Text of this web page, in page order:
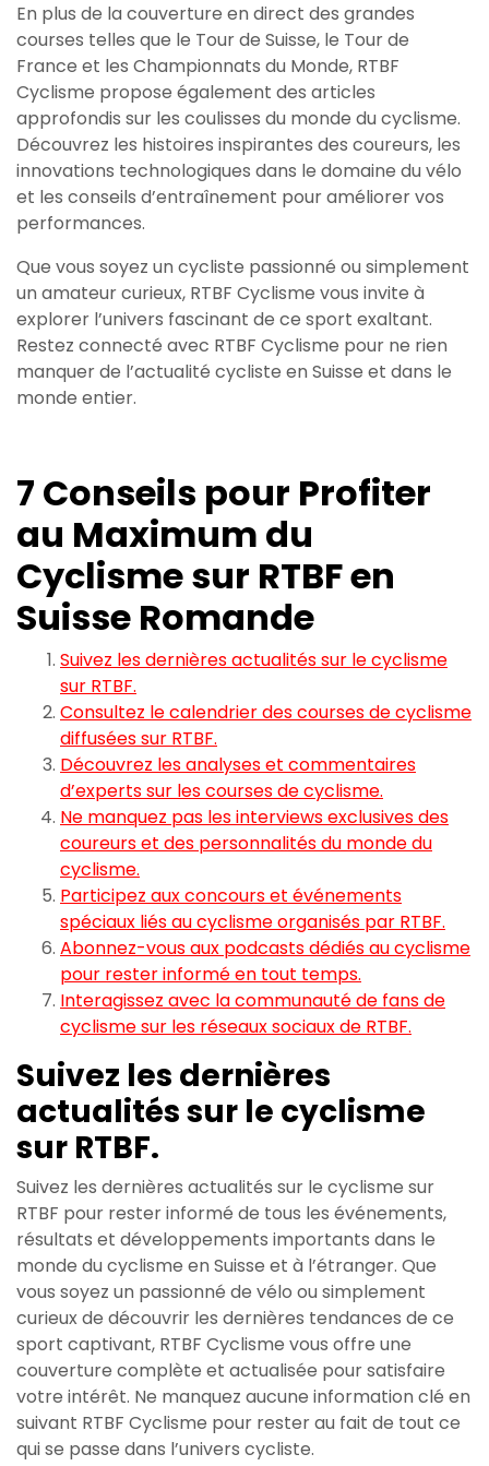
En plus de la couverture en direct des grandes
courses telles que le Tour de Suisse, le Tour de
France et les Championnats du Monde, RTBF
Cyclisme propose également des articles
approfondis sur les coulisses du monde du cyclisme.
Découvrez les histoires inspirantes des coureurs, les
innovations technologiques dans le domaine du vélo
et les conseils d’entraînement pour améliorer vos
performances.
Que vous soyez un cycliste passionné ou simplement
un amateur curieux, RTBF Cyclisme vous invite à
explorer l’univers fascinant de ce sport exaltant.
Restez connecté avec RTBF Cyclisme pour ne rien
manquer de l’actualité cycliste en Suisse et dans le
monde entier.
7 Conseils pour Profiter
au Maximum du
Cyclisme sur RTBF en
Suisse Romande
Suivez les dernières actualités sur le cyclisme
sur RTBF.
Consultez le calendrier des courses de cyclisme
diffusées sur RTBF.
Découvrez les analyses et commentaires
d’experts sur les courses de cyclisme.
Ne manquez pas les interviews exclusives des
coureurs et des personnalités du monde du
cyclisme.
Participez aux concours et événements
spéciaux liés au cyclisme organisés par RTBF.
Abonnez-vous aux podcasts dédiés au cyclisme
pour rester informé en tout temps.
Interagissez avec la communauté de fans de
cyclisme sur les réseaux sociaux de RTBF.
Suivez les dernières
actualités sur le cyclisme
sur RTBF.
Suivez les dernières actualités sur le cyclisme sur
RTBF pour rester informé de tous les événements,
résultats et développements importants dans le
monde du cyclisme en Suisse et à l’étranger. Que
vous soyez un passionné de vélo ou simplement
curieux de découvrir les dernières tendances de ce
sport captivant, RTBF Cyclisme vous offre une
couverture complète et actualisée pour satisfaire
votre intérêt. Ne manquez aucune information clé en
suivant RTBF Cyclisme pour rester au fait de tout ce
qui se passe dans l’univers cycliste.